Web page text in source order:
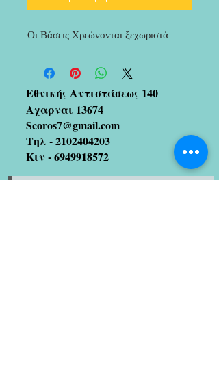
Οι Βάσεις Χρεώνονται ξεχωριστά
Εθνικής Αντιστάσεως 140
Αχαρναι 13674
Scoros7@gmail.com
Τηλ -2102404203
Κιν -6949918572